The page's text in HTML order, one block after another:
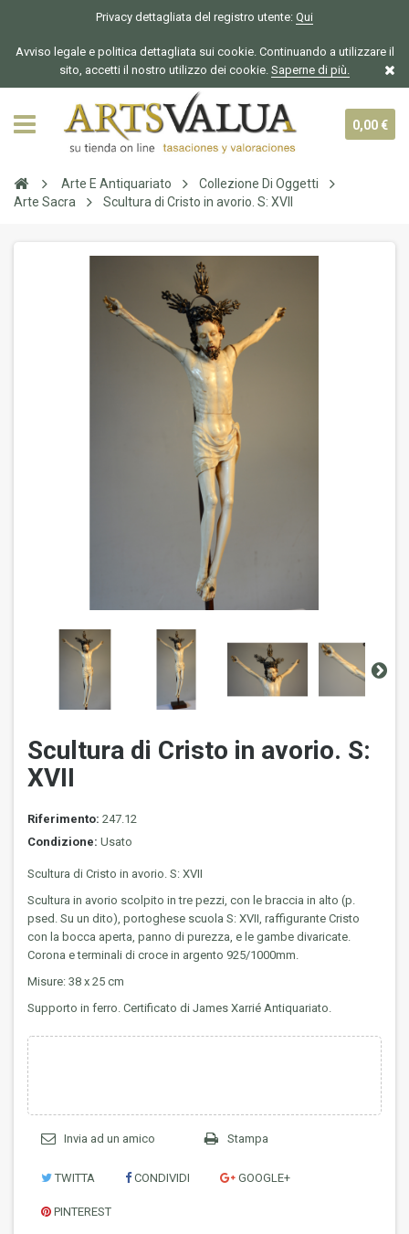
Privacy dettagliata del registro utente: Qui
Avviso legale e politica dettagliata sui cookie. Continuando a utilizzare il
sito, accetti il nostro utilizzo dei cookie. Saperne di più.
0,00 €
Arte E Antiquariato
Collezione Di Oggetti
Arte Sacra
Scultura di Cristo in avorio. S: XVII
Scultura di Cristo in avorio. S:
XVII
Riferimento: 247.12
Condizione: Usato
Scultura di Cristo in avorio. S: XVII
Scultura in avorio scolpito in tre pezzi, con le braccia in alto (p.
psed. Su un dito), portoghese scuola S: XVII, raffigurante Cristo
con la bocca aperta, panno di purezza, e le gambe divaricate.
Corona e terminali di croce in argento 925/1000mm.
Misure: 38 x 25 cm
Supporto in ferro. Certificato di James Xarrié Antiquariato.
Invia ad un amico Stampa
TWITTA CONDIVIDI GOOGLE+
PINTEREST